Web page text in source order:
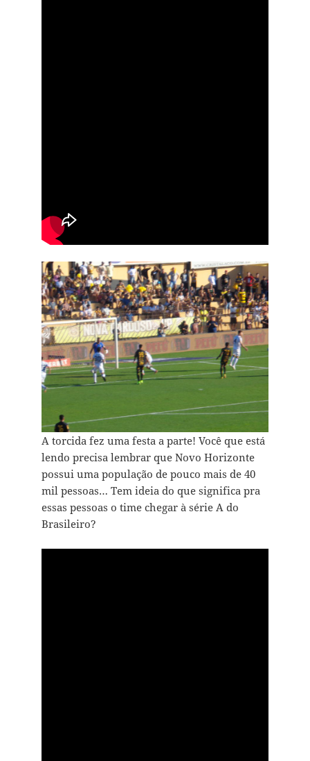
A torcida fez uma festa a parte! Você que está
lendo precisa lembrar que Novo Horizonte
possui uma população de pouco mais de 40
mil pessoas… Tem ideia do que significa pra
essas pessoas o time chegar à série A do
Brasileiro?